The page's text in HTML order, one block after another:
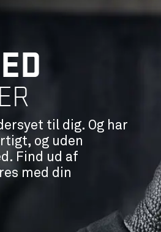
til dig. Og har
og uden
Find ud af
med din